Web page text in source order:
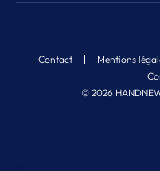
© 2026
Contact Mentions